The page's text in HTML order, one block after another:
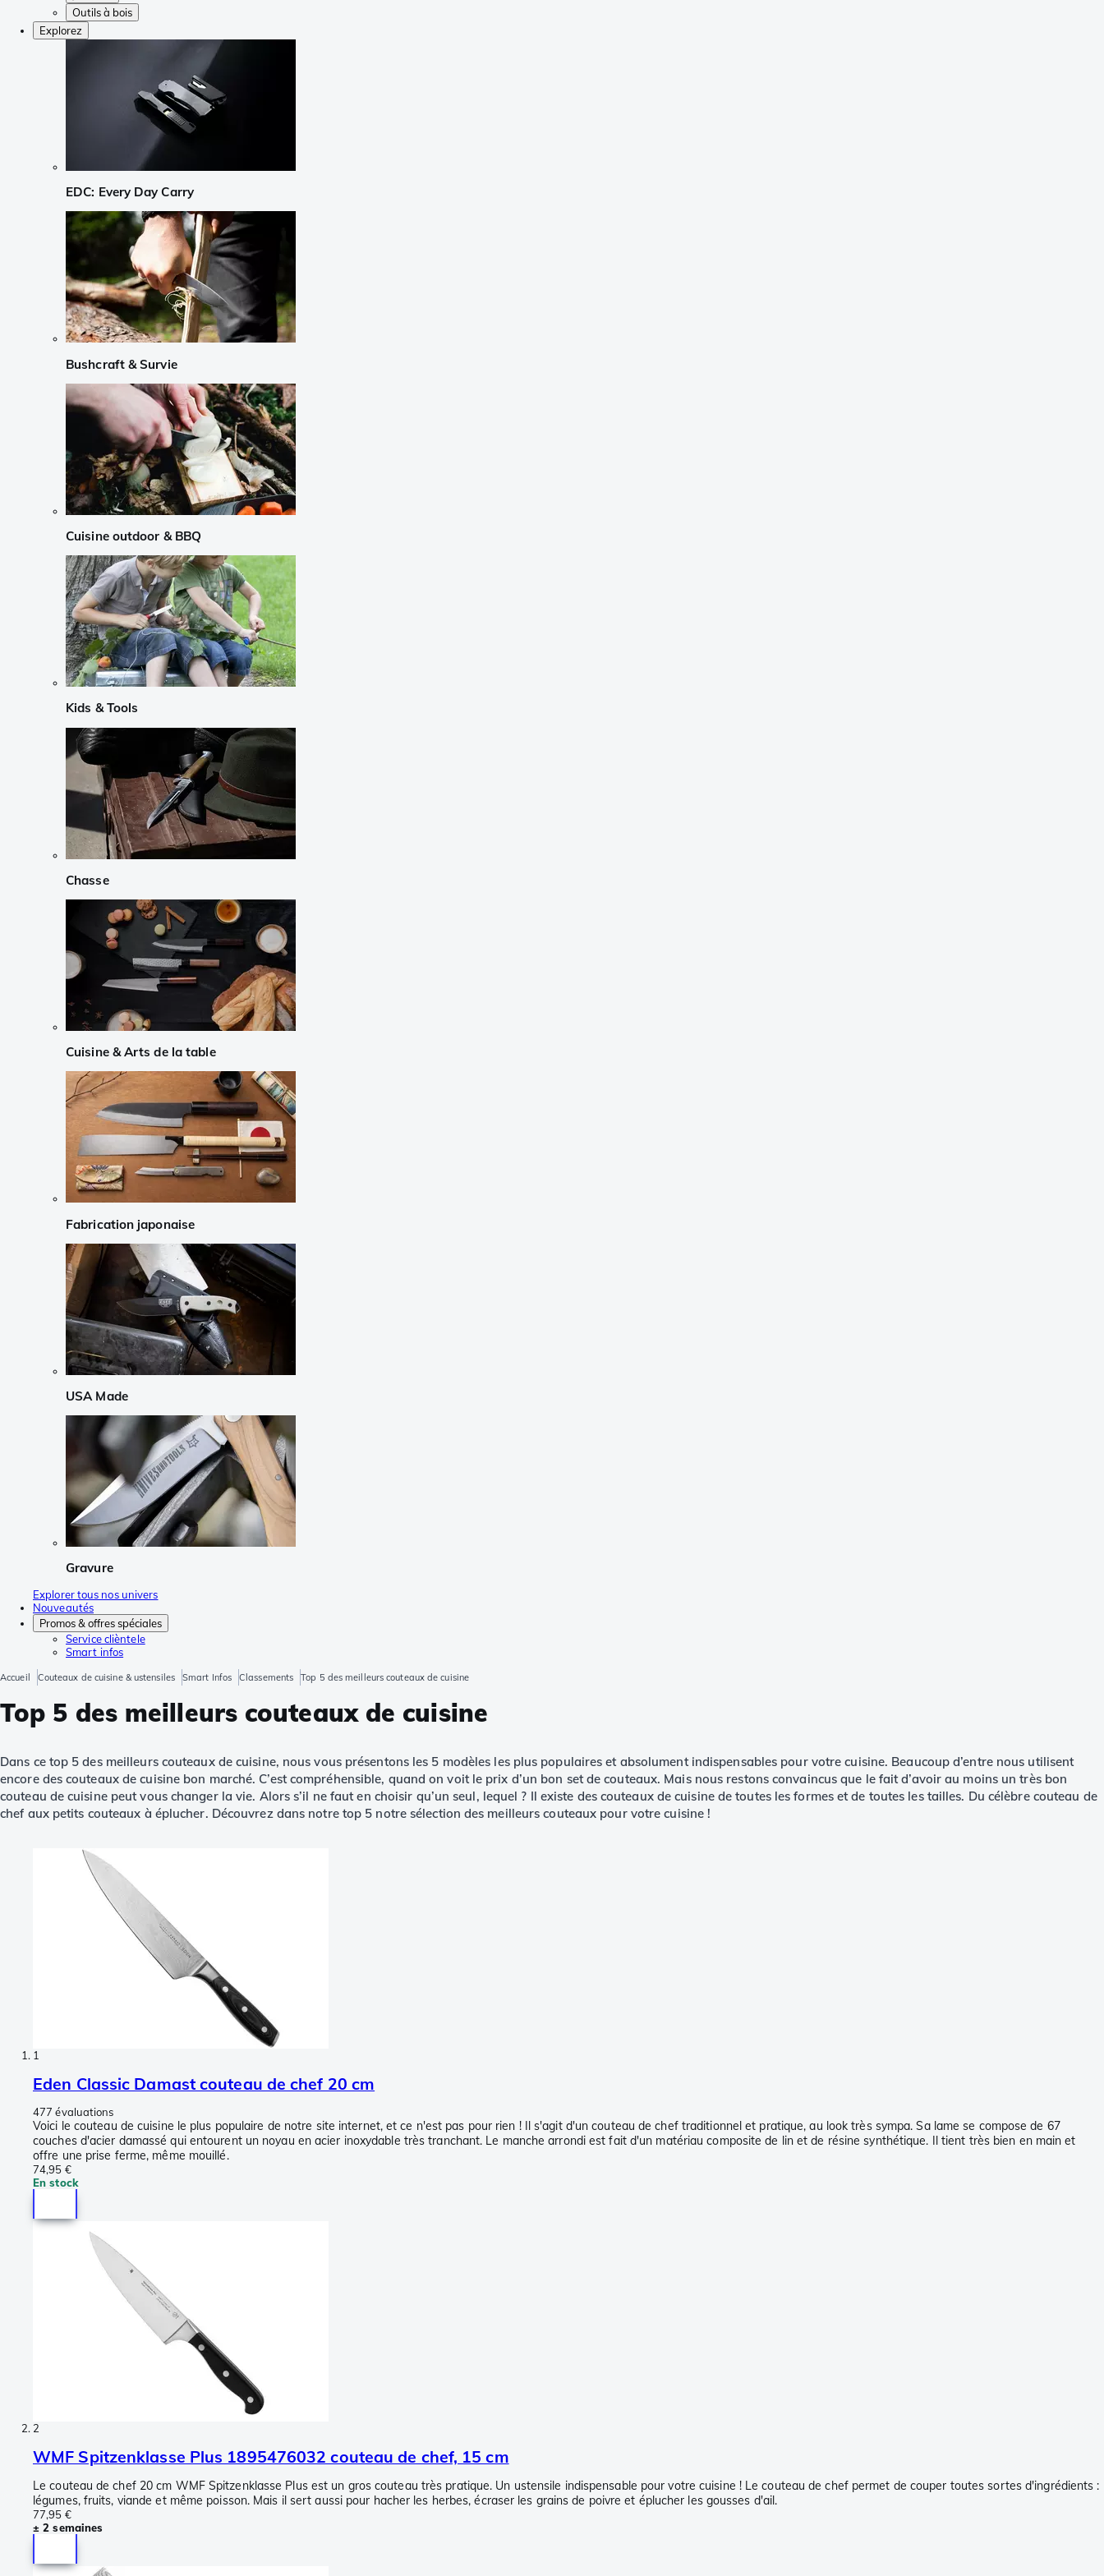
Outils à bois
Explorez
EDC: Every Day Carry
Bushcraft & Survie
Cuisine outdoor & BBQ
Kids & Tools
Chasse
Cuisine & Arts de la table
Fabrication japonaise
USA Made
Gravure
Explorer tous nos univers
Nouveautés
Promos & offres spéciales
Service clièntele
Smart infos
Accueil Couteaux de cuisine & ustensiles Smart Infos Classements Top 5 des meilleurs couteaux de cuisine
Top 5 des meilleurs couteaux de cuisine
Dans ce top 5 des meilleurs couteaux de cuisine, nous vous présentons les 5 modèles les plus populaires et absolument indispensables pour votre cuisine. Beaucoup d’entre nous utilisent
encore des couteaux de cuisine bon marché. C’est compréhensible, quand on voit le prix d’un bon set de couteaux. Mais nous restons convaincus que le fait d’avoir au moins un très bon
couteau de cuisine peut vous changer la vie. Alors s’il ne faut en choisir qu’un seul, lequel ? Il existe des couteaux de cuisine de toutes les formes et de toutes les tailles. Du célèbre couteau de
chef aux petits couteaux à éplucher. Découvrez dans notre top 5 notre sélection des meilleurs couteaux pour votre cuisine !
1
Eden Classic Damast couteau de chef 20 cm
477 évaluations
Voici le couteau de cuisine le plus populaire de notre site internet, et ce n'est pas pour rien ! Il s'agit d'un couteau de chef traditionnel et pratique, au look très sympa. Sa lame se compose de 67
couches d'acier damassé qui entourent un noyau en acier inoxydable très tranchant. Le manche arrondi est fait d'un matériau composite de lin et de résine synthétique. Il tient très bien en main et
offre une prise ferme, même mouillé.
74,95 €
En stock
2
WMF Spitzenklasse Plus 1895476032 couteau de chef, 15 cm
Le couteau de chef 20 cm WMF Spitzenklasse Plus est un gros couteau très pratique. Un ustensile indispensable pour votre cuisine ! Le couteau de chef permet de couper toutes sortes d'ingrédients :
légumes, fruits, viande et même poisson. Mais il sert aussi pour hacher les herbes, écraser les grains de poivre et éplucher les gousses d'ail.
77,95 €
± 2 semaines